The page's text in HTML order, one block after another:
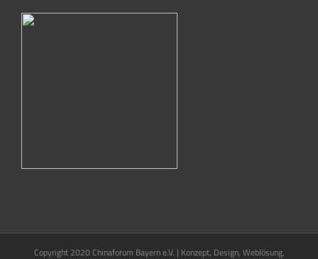
Copyright 2020 Chinaforum Bayern e.V. | Konzept, Design, Weblösung,